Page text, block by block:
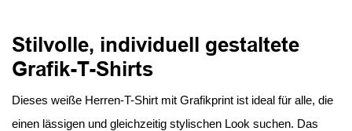
Stilvolle, individuell gestaltete
Grafik-T-Shirts
Dieses weiße Herren-T-Shirt mit Grafikprint ist ideal für alle, die
einen lässigen und gleichzeitig stylischen Look suchen. Das